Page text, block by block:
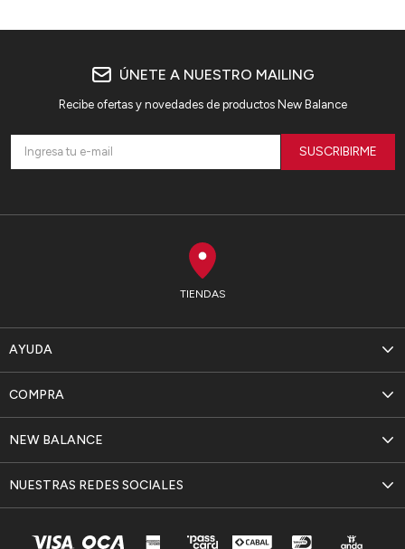
TIENDAS
AYUDA
NEW BALANCE
COMPRA
NUESTRAS REDES SOCIALES
ÚNETE A NUESTRO MAILING
Recibe ofertas y novedades de productos New Balance
SUSCRIBIRME